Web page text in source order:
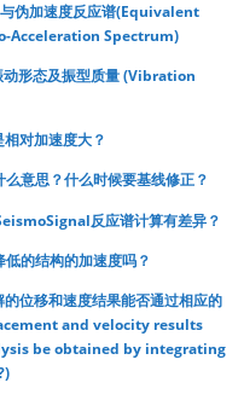
伪加速度反应谱(Equivalent
Acceleration Spectrum)
形态及振型质量 (Vibration
对加速度大？
意思？什么时候要基线修正？
反应谱计算有差异？
的结构的加速度吗？
位移和速度结果能否通过相应的
and velocity results
be obtained by integrating